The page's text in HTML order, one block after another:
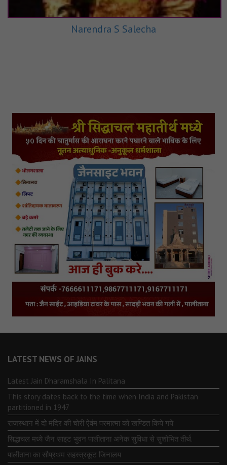
Narendra S Salecha
LATEST NEWS OF JAINS
Latest Jain Dharamshala In Palitana
This story dates back to the time when India and Pakistan
partitioned in 1947
राजस्थान में दो मंदिर की चोरी ऐवंम परमात्मा को खण्डित किये गये
सिद्धाचल मध्ये जैन साइट भुवन पालीताना अनेक सुविधा से सुशोभित तीर्थ.
पालीताना का सौप्रथम सहस्त्रकूट जिनालय